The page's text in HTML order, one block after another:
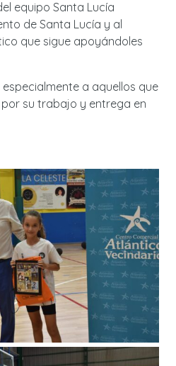
equipo Santa Lucía
de Santa Lucía y al
que sigue apoyándoles
a aquellos que
su trabajo y entrega en